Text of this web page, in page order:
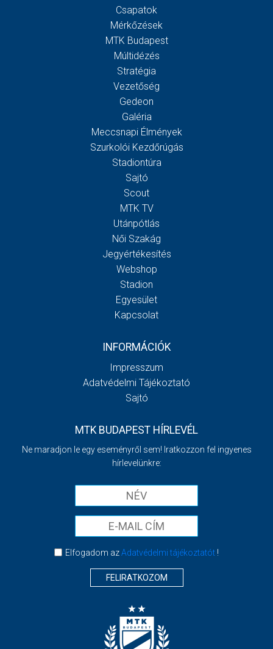
Csapatok
Mérkőzések
MTK Budapest
Múltidézés
Stratégia
Vezetőség
Gedeon
Galéria
Meccsnapi Élmények
Szurkolói Kezdőrúgás
Stadiontúra
Sajtó
Scout
MTK TV
Utánpótlás
Női Szakág
Jegyértékesítés
Webshop
Stadion
Egyesület
Kapcsolat
INFORMÁCIÓK
Impresszum
Adatvédelmi Tájékoztató
Sajtó
MTK BUDAPEST HÍRLEVÉL
Ne maradjon le egy eseményről sem! Iratkozzon fel ingyenes
hírlevelünkre:
Elfogadom azAdatvédelmi tájékoztatót!
FELIRATKOZOM